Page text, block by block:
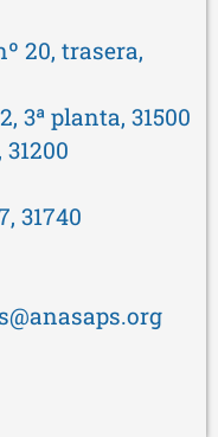
20, trasera,
3ª planta, 31500
31740